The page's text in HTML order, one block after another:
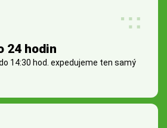
24 hodin
14:30 hod. expedujeme ten samý